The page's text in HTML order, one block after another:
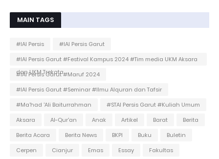
MAIN TAGS
#IAI Persis
#IAI Persis Garut
#IAI Persis Garut #Festival Kampus 2024 #Tim media UKM Aksara
dan UKM Trekata
#IAI Persis Garut #Maruf 2024
#IAI Persis Garut #Seminar #Ilmu Alquran dan Tafsir
#Ma'had 'Ali Baiturrahman
#STAI Persis Garut #Kuliah Umum
Aksara
Al-Qur'an Anak Artikel Barat
Berita
Berita Acara
Berita News BKPI Buku
Buletin
Cerpen
Cianjur Emas Essay
Fakultas